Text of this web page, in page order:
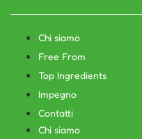
Chi siamo
Free From
Top Ingredients
Impegno
Contatti
Chi siamo